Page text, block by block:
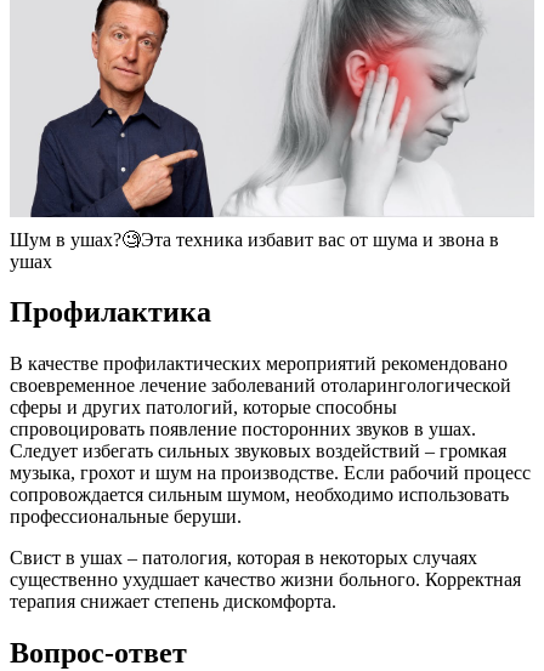
Шум в ушах?🧐Эта техника избавит вас от шума и звона в
ушах
Профилактика
В качестве профилактических мероприятий рекомендовано
своевременное лечение заболеваний отоларингологической
сферы и других патологий, которые способны
спровоцировать появление посторонних звуков в ушах.
Следует избегать сильных звуковых воздействий – громкая
музыка, грохот и шум на производстве. Если рабочий процесс
сопровождается сильным шумом, необходимо использовать
профессиональные беруши.
Свист в ушах – патология, которая в некоторых случаях
существенно ухудшает качество жизни больного. Корректная
терапия снижает степень дискомфорта.
Вопрос-ответ